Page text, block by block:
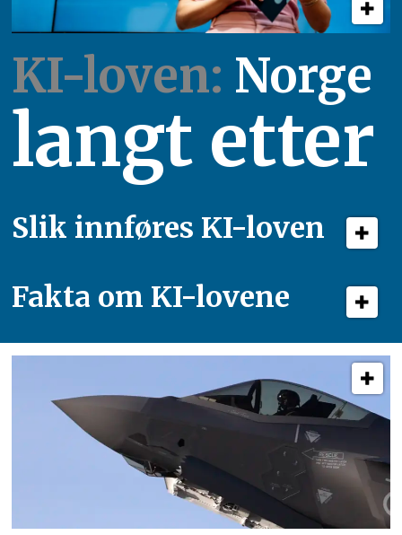
KI-loven: Norge
langt etter
Slik innføres KI-loven
Fakta om KI-lovene